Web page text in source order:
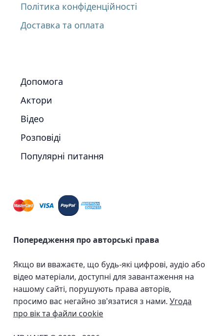
Політика конфіденційності
Доставка та оплата
Допомога
Актори
Відео
Розповіді
Популярні питання
Попередження про авторські права
Якщо ви вважаєте, що будь-які цифрові, аудіо або
відео матеріали, доступні для завантаження на
нашому сайті, порушують права авторів,
просимо вас негайно зв'язатися з нами. Угода
про вік та файли cookie